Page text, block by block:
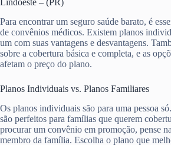
Lindoeste – (PR)
Para encontrar um seguro saúde barato, é
de convênios médicos. Existem planos
um com suas vantagens e desvantagens.
sobre a cobertura básica e completa, e as
afetam o preço do plano.
Planos Individuais vs. Planos Familiares
Os planos individuais são para uma pessoa
são perfeitos para famílias que querem
procurar um convênio em promoção, pense
membro da família. Escolha o plano que